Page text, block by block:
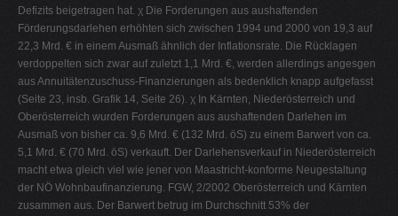
Defizits beigetragen hat. χ Die Forderungen aus aushaftenden
Förderungsdarlehen erhöhten sich zwischen 1994 und 2000 von 19,3 auf
22,3 Mrd. € in einem Ausmaß ähnlich der Inflationsrate. Die Rücklagen
verdoppelten sich zwar auf zuletzt 1,1 Mrd. €, werden allerdings angesgen
aus Annuitätenzuschuss-Finanzierungen als bedenklich knapp aufgefasst
(Seite 23, insb. Grafik 14, Seite 26). χ In Kärnten, Niederösterreich und
Oberösterreich wurden Forderungen aus aushaftenden Darlehen im
Ausmaß von bisher ca. 9,6 Mrd. € (132 Mrd. öS) zu einem Barwert von ca.
5,1 Mrd. € (70 Mrd. öS) verkauft. Der Darlehensverkauf in Niederösterreich
macht etwa gleich viel wie jener von Maastricht-konforme Neugestaltung
der NÖ Wohnbaufinanzierung. FGW, 2/2002 Oberösterreich und Kärnten
zusammen aus. Der Barwert betrug im Durchschnitt 53% der